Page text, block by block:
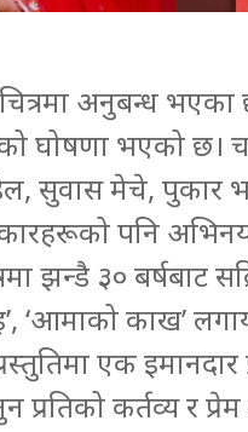
अनुबन्ध भएका
को घोषणा भएको छ।
सुवास मेचे, पुकार
पनि
झन्डै ३० बर्षबाट
‘आमाको काख’
एक इमानदार
कर्तव्य र प्रेम